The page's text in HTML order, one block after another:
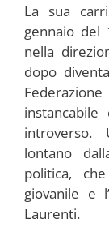
La sua
gennaio del
nella
dopo
introverso.
lontano
politica,
giovanile e
Laurenti.